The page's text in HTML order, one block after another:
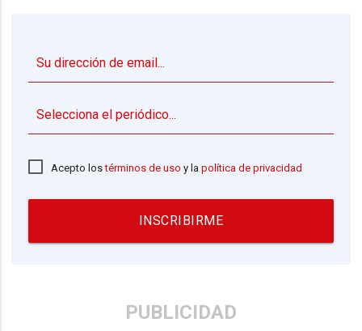
Acepto lostérminos de uso y lapolítica de privacidad
INSCRIBIRME
PUBLICIDAD